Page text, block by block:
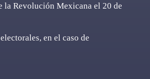
la Revolución Mexicana el 20 de
en el caso de